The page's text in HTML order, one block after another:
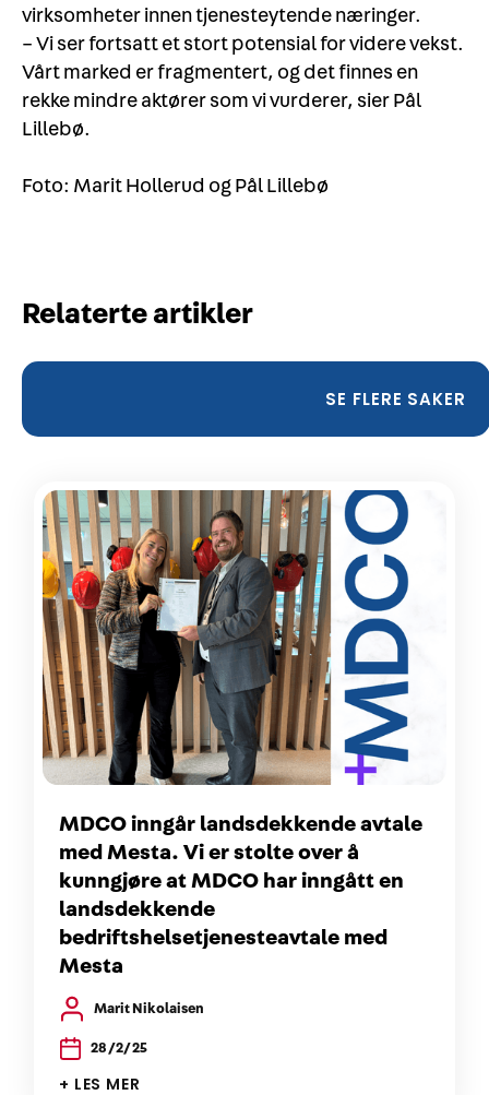
virksomheter innen tjenesteytende næringer.
– Vi ser fortsatt et stort potensial for videre vekst.
Vårt marked er fragmentert, og det finnes en
rekke mindre aktører som vi vurderer, sier Pål
Lillebø.
Foto: Marit Hollerud og Pål Lillebø
Relaterte artikler
SE FLERE SAKER
MDCO inngår landsdekkende avtale
med Mesta. Vi er stolte over å
kunngjøre at MDCO har inngått en
landsdekkende
bedriftshelsetjenesteavtale med
Mesta
Marit Nikolaisen
28/2/25
+ LES MER